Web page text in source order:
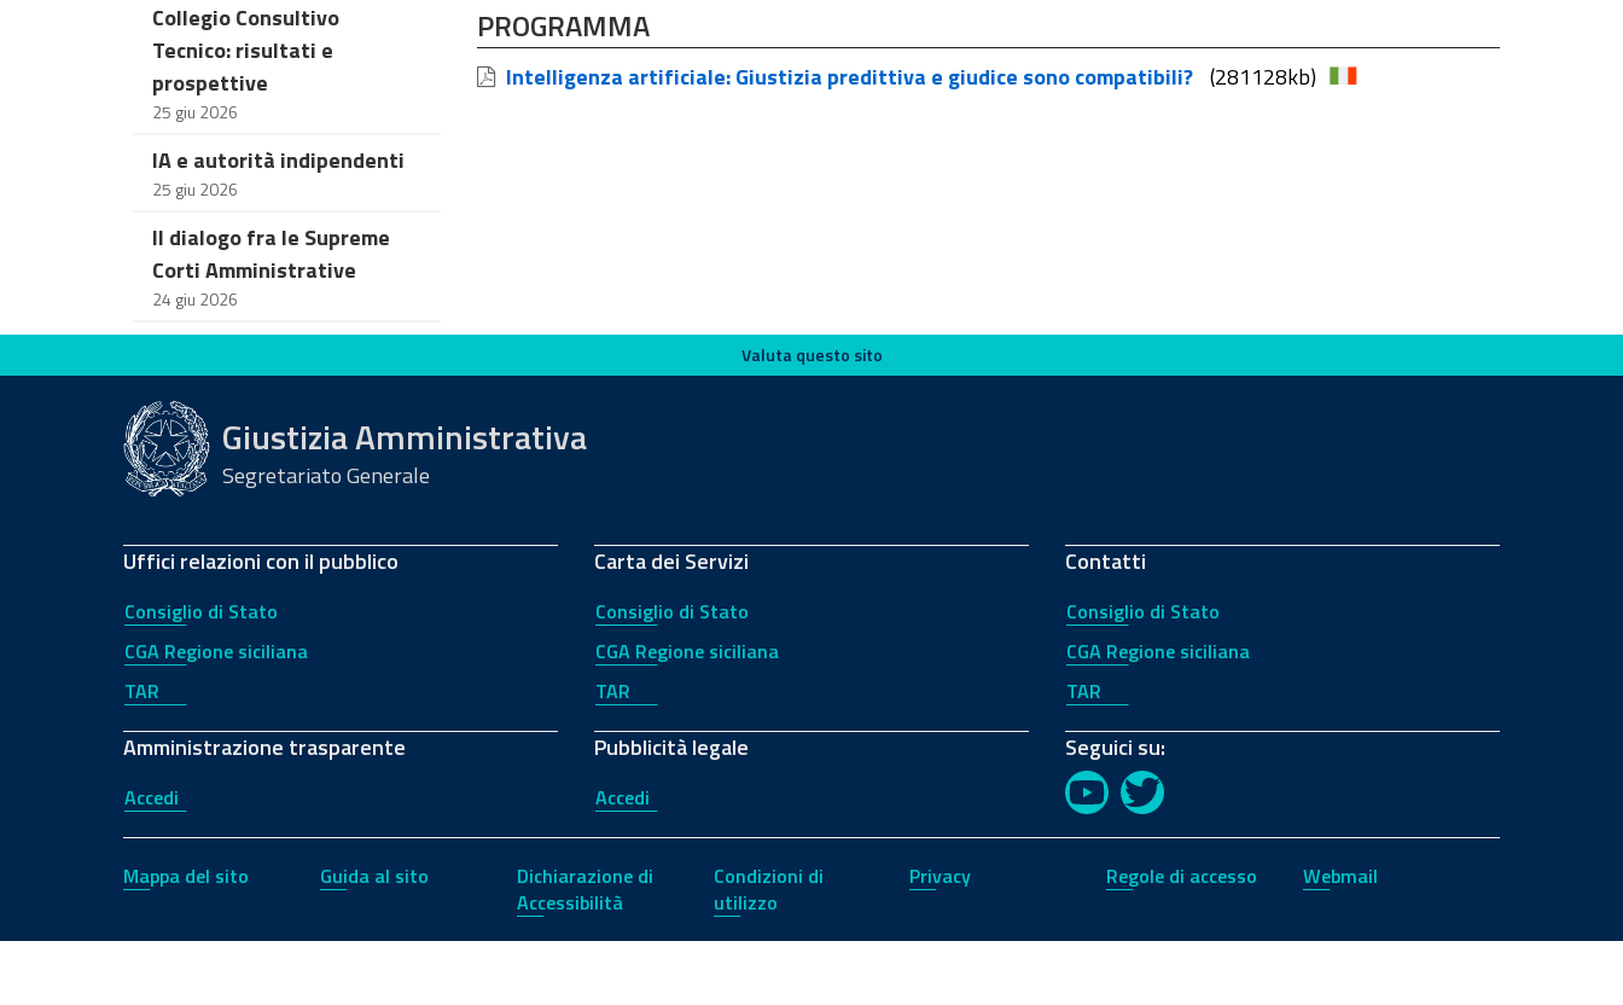
Collegio Consultivo
Tecnico: risultati e
prospettive
25 giu 2026
IA e autorità indipendenti
25 giu 2026
Il dialogo fra le Supreme
Corti Amministrative
24 giu 2026
PROGRAMMA
Intelligenza artificiale: Giustizia predittiva e giudice sono compatibili? (281128kb)
Valuta questo sito Valuta questo sito
Giustizia Amministrativa
Segretariato Generale
Uffici relazioni con il pubblico
Consiglio di Stato
CGA Regione siciliana
TAR
Amministrazione trasparente
Accedi
Carta dei Servizi
Consiglio di Stato
CGA Regione siciliana
TAR
Pubblicità legale
Accedi
Contatti
Consiglio di Stato
CGA Regione siciliana
TAR
Seguici su:
YouTubeTwitter
Mappa del sito Guida al sito
Dichiarazione di
Accessibilità
Condizioni di
utilizzo
Privacy Regole di accesso Webmail